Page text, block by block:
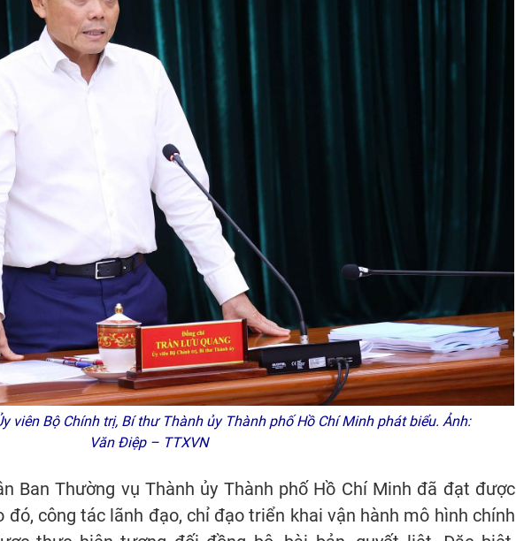
viên Bộ Chính trị, Bí thư Thành ủy Thành phố Hồ Chí Minh phát biểu. Ảnh:
Văn Điệp – TTXVN
Ban Thường vụ Thành ủy Thành phố Hồ Chí Minh đã đạt được
đó, công tác lãnh đạo, chỉ đạo triển khai vận hành mô hình chính